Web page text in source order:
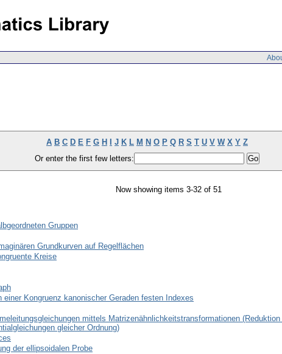
A B C D E F G H J K L M N O P Q R S T U V W X Y Z
Or enter the first few letters:
Now showing items 3-32 of 51
Gruppen
Grundkurven auf Regelflächen
Kreise
Kongruenz kanonischer Geraden festen Indexes
mittels Matrizenähnlichkeitstransformationen
gleicher Ordnung)
der ellipsoidalen Probe